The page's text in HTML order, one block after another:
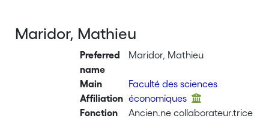
Maridor, Mathieu
Preferred
name
Maridor, Mathieu
Main
Affiliation
Faculté des sciences
économiques
Fonction
Ancien.ne collaborateur.trice